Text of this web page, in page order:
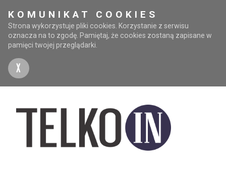
KOMUNIKAT COOKIES
Strona wykorzystuje pliki cookies. Korzystanie z serwisu
oznacza na to zgodę. Pamiętaj, że cookies zostaną zapisane w
pamięci twojej przeglądarki.
X